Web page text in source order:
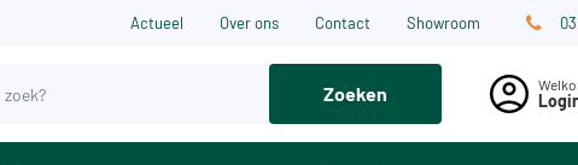
Actueel Over ons Contact Showroom
Zoeken